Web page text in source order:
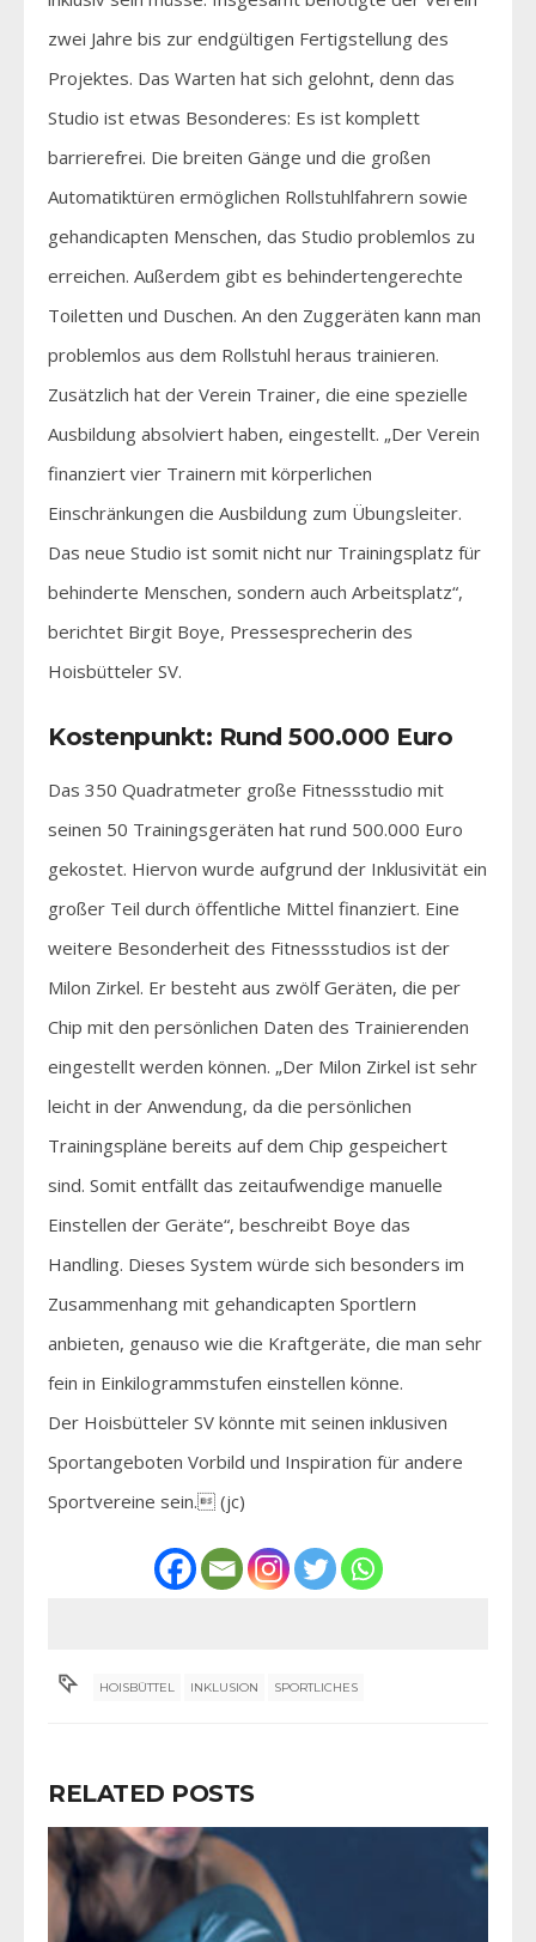
zwei Jahre bis zur endgültigen Fertigstellung des
Projektes. Das Warten hat sich gelohnt, denn das
Studio ist etwas Besonderes: Es ist komplett
barrierefrei. Die breiten Gänge und die großen
Automatiktüren ermöglichen Rollstuhlfahrern sowie
gehandicapten Menschen, das Studio problemlos zu
erreichen. Außerdem gibt es behindertengerechte
Toiletten und Duschen. An den Zuggeräten kann man
problemlos aus dem Rollstuhl heraus trainieren.
Zusätzlich hat der Verein Trainer, die eine spezielle
Ausbildung absolviert haben, eingestellt. „Der Verein
finanziert vier Trainern mit körperlichen
Einschränkungen die Ausbildung zum Übungsleiter.
Das neue Studio ist somit nicht nur Trainingsplatz für
behinderte Menschen, sondern auch Arbeitsplatz“,
berichtet Birgit Boye, Pressesprecherin des
Hoisbütteler SV.
Kostenpunkt: Rund 500.000 Euro
Das 350 Quadratmeter große Fitnessstudio mit
seinen 50 Trainingsgeräten hat rund 500.000 Euro
gekostet. Hiervon wurde aufgrund der Inklusivität ein
großer Teil durch öffentliche Mittel finanziert. Eine
weitere Besonderheit des Fitnessstudios ist der
Milon Zirkel. Er besteht aus zwölf Geräten, die per
Chip mit den persönlichen Daten des Trainierenden
eingestellt werden können. „Der Milon Zirkel ist sehr
leicht in der Anwendung, da die persönlichen
Trainingspläne bereits auf dem Chip gespeichert
sind. Somit entfällt das zeitaufwendige manuelle
Einstellen der Geräte“, beschreibt Boye das
Handling. Dieses System würde sich besonders im
Zusammenhang mit gehandicapten Sportlern
anbieten, genauso wie die Kraftgeräte, die man sehr
fein in Einkilogrammstufen einstellen könne.
Der Hoisbütteler SV könnte mit seinen inklusiven
Sportangeboten Vorbild und Inspiration für andere
Sportvereine sein. (jc)
HOISBÜTTEL INKLUSION SPORTLICHES
RELATED POSTS